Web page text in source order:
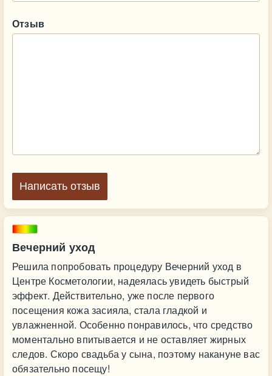
Вечерний уход
Решила попробовать процедуру Вечерний уход в
Центре Косметологии, надеялась увидеть быстрый
эффект. Действительно, уже после первого
посещения кожа засияла, стала гладкой и
увлажненной. Особенно понравилось, что средство
моментально впитывается и не оставляет жирных
следов. Скоро свадьба у сына, поэтому накануне вас
обязательно посещу!
Отзыв
Написать отзыв